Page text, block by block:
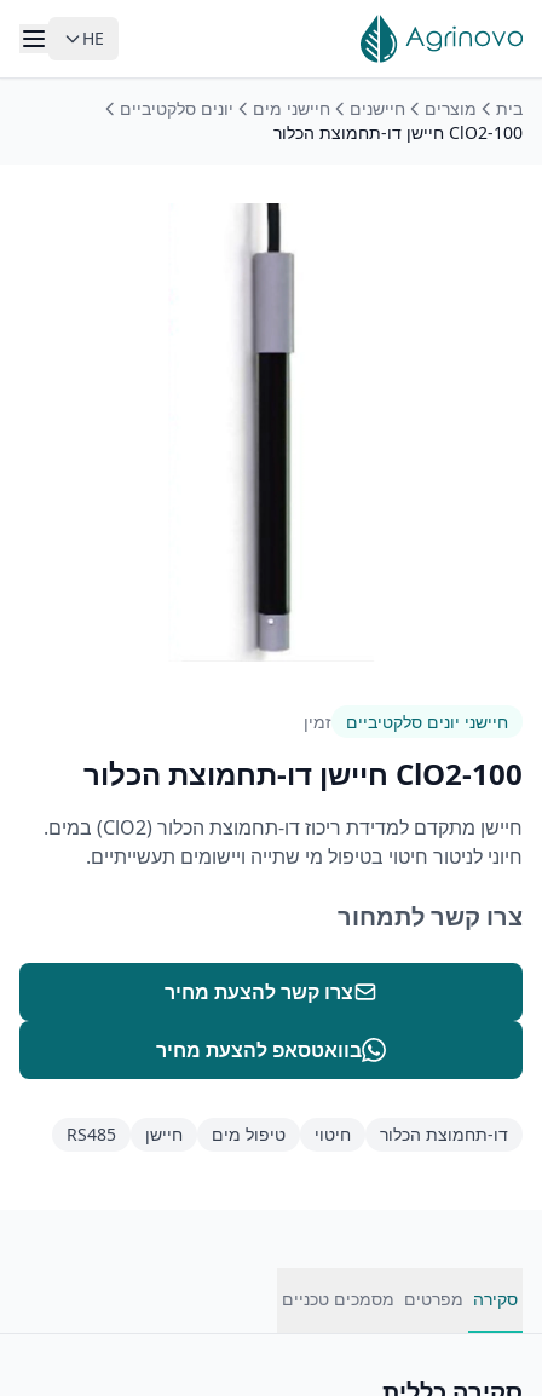
HE
בית מוצרים חיישנים חיישני מים
יונים סלקטיביים
ClO2-100 חיישן דו-תחמוצת הכלור
חיישני יונים סלקטיביים זמין
ClO2-100 חיישן דו-תחמוצת הכלור
חיישן מתקדם למדידת ריכוז דו-תחמוצת הכלור (ClO2) במים.
חיוני לניטור חיטוי בטיפול מי שתייה ויישומים תעשייתיים.
צרו קשר לתמחור
צרו קשר להצעת מחיר
בוואטסאפ להצעת מחיר
דו-תחמוצת הכלור חיטוי טיפול מים חיישן RS485
סקירה מפרטים מסמכים טכניים